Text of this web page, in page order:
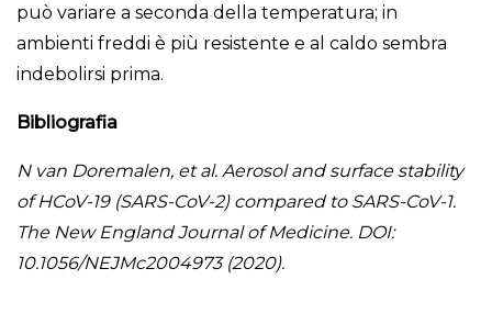
può variare a seconda della temperatura; in
ambienti freddi è più resistente e al caldo sembra
indebolirsi prima.
Bibliografia
N van Doremalen, et al. Aerosol and surface stability
of HCoV-19 (SARS-CoV-2) compared to SARS-CoV-1.
The New England Journal of Medicine. DOI:
10.1056/NEJMc2004973 (2020).